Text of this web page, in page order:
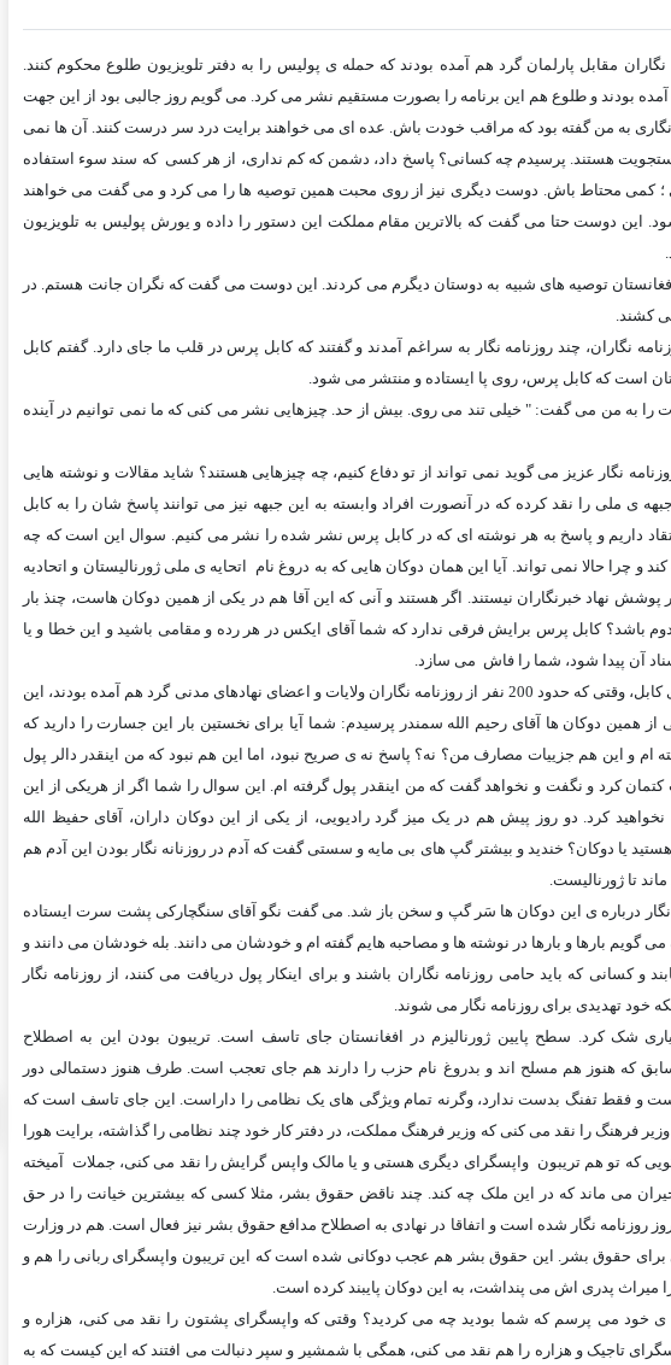
نگاران مقابل پارلمان گرد هم آمده بودند که حمله ی پوليس را به دفتر تلويزيون طلوع محکوم کنند.
نگاران آمده بودند و طلوع هم اين برنامه را بصورت مستقيم نشر می کرد. می گويم روز جالبی بود از اين جهت
به من گفته بود که مراقب خودت باش. عده ای می خواهند برايت درد سر درست کنند. آن ها نمی
هستند. پرسيدم چه کسانی؟ پاسخ داد، دشمن که کم نداری، از هر کسی که سند سوء استفاده
؛ کمی محتاط باش. دوست ديگری نيز از روی محبت همين توصيه ها را می کرد و می گفت می خواهند
اين دوست حتا می گفت که بالاترين مقام مملکت اين دستور را داده و يورش پوليس به تلويزيون
توصيه های شبيه به دوستان ديگرم می کردند. اين دوست می گفت که نگران جانت هستم. در
کشند.
نگاران، چند روزنامه نگار به سراغم آمدند و گفتند که کابل پرس در قلب ما جای دارد. گفتم کابل
است که کابل پرس، روی پا ايستاده و منتشر می شود.
را به من می گفت: " خيلی تند می روی. بيش از حد. چيزهايی نشر می کنی که ما نمی توانيم در آينده
نگار عزيز می گويد نمی تواند از تو دفاع کنيم، چه چيزهايی هستند؟ شايد مقالات و نوشته هايی
ی ملی را نقد کرده که در آنصورت افراد وابسته به اين جبهه نيز می توانند پاسخ شان را به کابل
داريم و پاسخ به هر نوشته ای که در کابل پرس نشر شده را نشر می کنيم. سوال اين است که چه
چرا حالا نمی تواند. آيا اين همان دوکان هايی که به دروغ نام اتحايه ی ملی ژورناليستان و اتحاديه
پوشش نهاد خبرنگاران نيستند. اگر هستند و آنی که اين آقا هم در يکی از همين دوکان هاست، چنذ بار
باشد؟ کابل پرس برايش فرقی ندارد که شما آقای ايکس در هر رده و مقامی باشيد و اين خطا و يا
آن پيدا شود، شما را فاش می سازد.
زمانی، چند ماه پيش در هوتل ستاره ی کابل، وقتی که حدود 200 نفر از روزنامه نگاران ولايات و اعضای نهادهای مدنی گرد هم آمده بودند، اين
همين دوکان ها آقای رحيم الله سمندر پرسيدم: شما آيا برای نخستين بار اين جسارت را داريد که
ام و اين هم جزييات مصارف من؟ نه؟ پاسخ نه ی صريح نبود، اما اين هم نبود که من اينقدر دالر پول
کرد و نگفت و نخواهد گفت که من اينقدر پول گرفته ام. اين سوال را شما اگر از هريکی از اين
کرد. دو روز پيش هم در يک ميز گرد راديويی، از يکی از اين دوکان داران، آقای حفيظ الله
يا دوکان؟ خنديد و بيشتر گپ های بی مايه و سستی گفت که آدم در روزنانه نگار بودن اين آدم هم
تا ژورناليست.
نگار درباره ی اين دوکان ها سَر گپ و سخن باز شد. می گفت نگو آقای سنگچارکی پشت سرت ايستاده
گويم بارها و بارها در نوشته ها و مصاحبه هايم گفته ام و خودشان می دانند. بله خودشان می دانند و
و کسانی که بايد حامی روزنامه نگاران باشند و برای اينکار پول دريافت می کنند، از روزنامه نگار
خود تهديدی برای روزنامه نگار می شوند.
شک کرد. سطح پايين ژورناليزم در افغانستان جای تاسف است. تريبون بودن اين به اصطلاح
که هنوز هم مسلح اند و بدروغ نام حزب را دارند هم جای تعجب است. طرف هنوز دستمالی دور
و فقط تفنگ بدست ندارد، وگرنه تمام ويژگی های يک نظامی را داراست. اين جای تاسف است که
وزير فرهنگ را نقد می کنی که وزير فرهنگ مملکت، در دفتر کار خود چند نظامی را گذاشته، برايت هورا
که تو هم تريبون واپسگرای ديگری هستی و يا مالک واپس گرايش را نقد می کنی، جملات آميخته
حيران می ماند که در اين ملک چه کند. چند ناقض حقوق بشر، مثلا کسی که بيشترين خيانت را در حق
روزنامه نگار شده است و اتفاقا در نهادی به اصطلاح مدافع حقوق بشر نيز فعال است. هم در وزارت
برای حقوق بشر. اين حقوق بشر هم عجب دوکانی شده است که اين تريبون واپسگرای ربانی را هم و
پدری اش می پنداشت، به اين دوکان پايبند کرده است.
ی خود می پرسم که شما بوديد چه می کرديد؟ وقتی که واپسگرای پشتون را نقد می کنی، هزاره و
تاجيک و هزاره را هم نقد می کنی، همگی با شمشير و سپر دنبالت می افتند که اين کيست که به